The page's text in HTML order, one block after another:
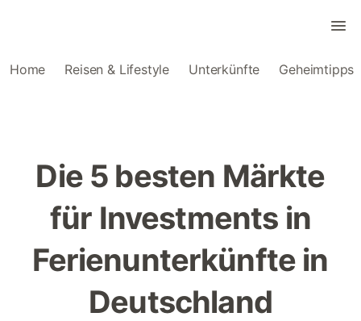
Home Reisen & Lifestyle Unterkünfte Geheimtipps
Die 5 besten Märkte
für Investments in
Ferienunterkünfte in
Deutschland